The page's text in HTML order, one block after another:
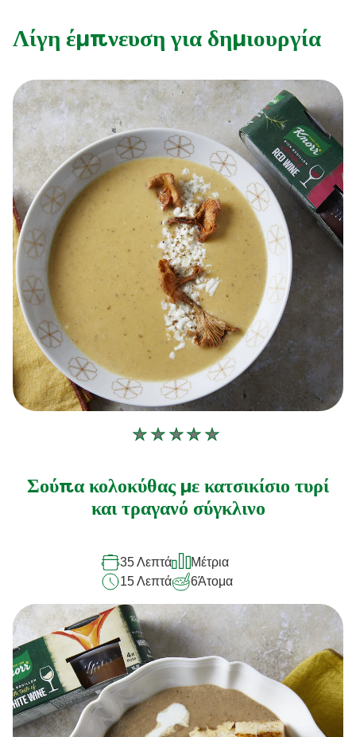
Λίγη έμπνευση για δημιουργία
Δεν
αξιολογήσεις
για
recipe
Σούπα κολοκύθας με κατσικίσιο τυρί
και τραγανό σύγκλινο
35 Λεπτά
Μέτρια
15 Λεπτά
6Άτομα